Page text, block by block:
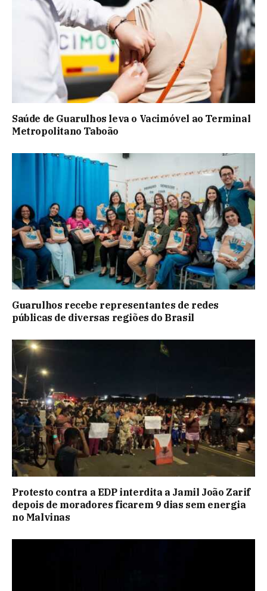
Saúde de Guarulhos leva o Vacimóvel ao Terminal
Metropolitano Taboão
Guarulhos recebe representantes de redes
públicas de diversas regiões do Brasil
Protesto contra a EDP interdita a Jamil João Zarif
depois de moradores ficarem 9 dias sem energia
no Malvinas